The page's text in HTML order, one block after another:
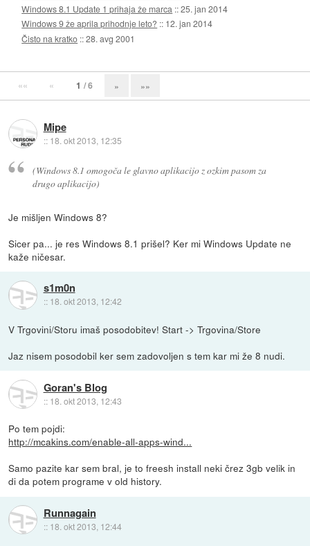
Windows 8.1 Update 1 prihaja že marca ::25. jan 2014
Windows 9 že aprila prihodnje leto? :: 12. jan 2014
Čisto na kratko ::28. avg 2001
«« « 1 / 6 » »»
Mipe
:: 18. okt 2013, 12:35
(Windows 8.1 omogoča le glavno aplikacijo z ozkim pasom za
drugo aplikacijo)
Je mišljen Windows 8?
Sicer pa... je res Windows 8.1 prišel? Ker mi Windows Update ne
kaže ničesar.
s1m0n
:: 18. okt 2013, 12:42
V Trgovini/Storu imaš posodobitev! Start -> Trgovina/Store
Jaz nisem posodobil ker sem zadovoljen s tem kar mi že 8 nudi.
Goran's Blog
:: 18. okt 2013, 12:43
Po tem pojdi:
http://mcakins.com/enable-all-apps-wind...
Samo pazite kar sem bral, je to freesh install neki črez 3gb velik in
di da potem programe v old history.
Runnagain
:: 18. okt 2013, 12:44